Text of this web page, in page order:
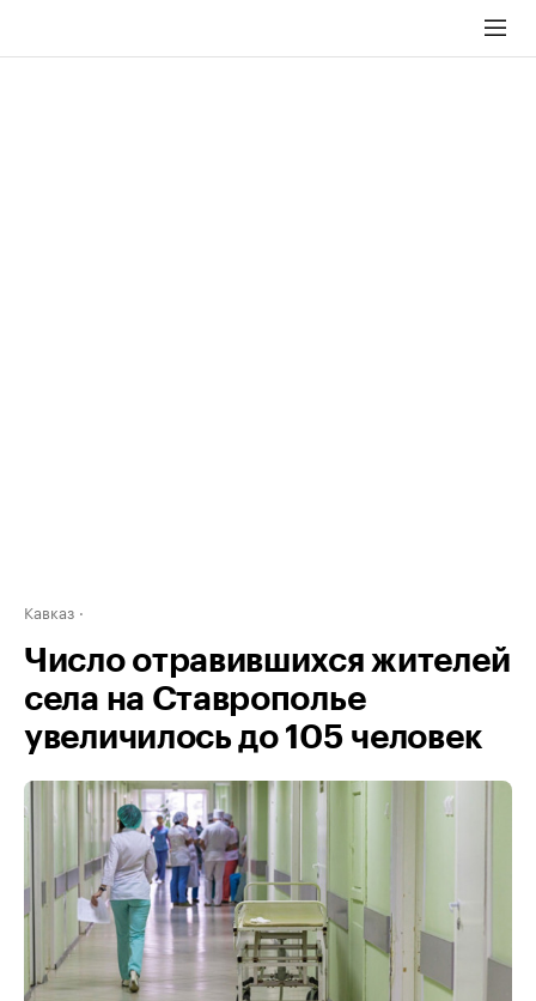
Кавказ
Число отравившихся жителей
села на Ставрополье
увеличилось до 105 человек